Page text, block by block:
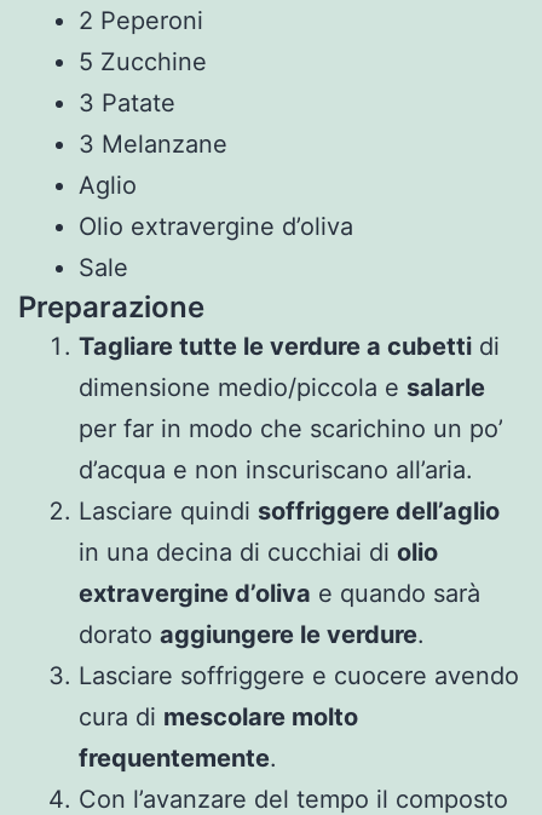
2 Peperoni
5 Zucchine
3 Patate
3 Melanzane
Aglio
Olio extravergine d’oliva
Sale
Preparazione
Tagliare tutte le verdure a cubetti di
dimensione medio/piccola e salarle
per far in modo che scarichino un po’
d’acqua e non inscuriscano all’aria.
Lasciare quindi soffriggere dell’aglio
in una decina di cucchiai di olio
extravergine d’oliva e quando sarà
dorato aggiungere le verdure.
Lasciare soffriggere e cuocere avendo
cura di mescolare molto
frequentemente.
Con l’avanzare del tempo il composto